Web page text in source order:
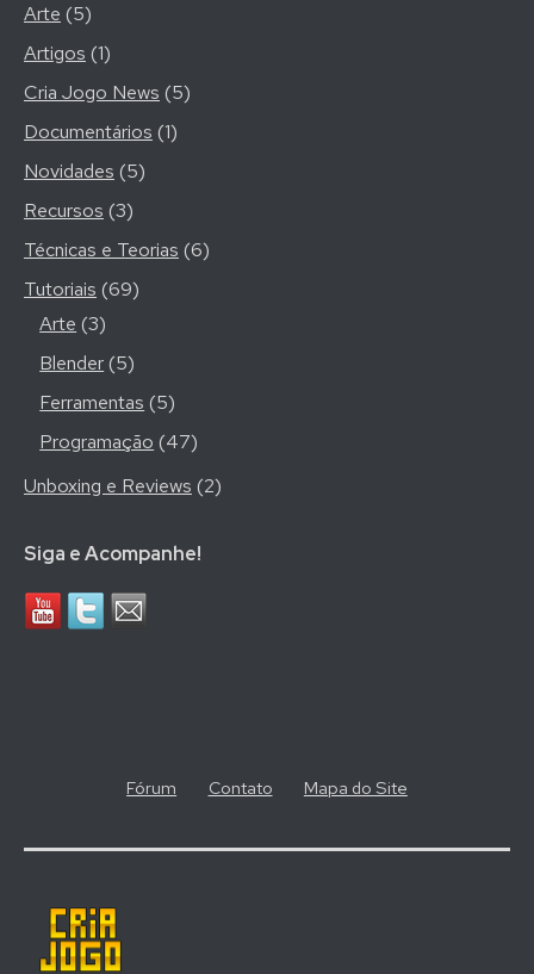
Arte (5)
Artigos (1)
Cria Jogo News (5)
Documentários (1)
Novidades (5)
Recursos (3)
Técnicas e Teorias (6)
Tutoriais (69)
Arte (3)
Blender (5)
Ferramentas (5)
Programação (47)
Unboxing e Reviews (2)
Siga e Acompanhe!
Fórum Contato Mapa do Site